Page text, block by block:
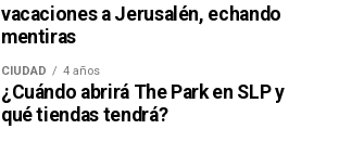
vacaciones a Jerusalén, echando
mentiras
CIUDAD 4 años
¿Cuándo abrirá The Park en SLP y
qué tiendas tendrá?